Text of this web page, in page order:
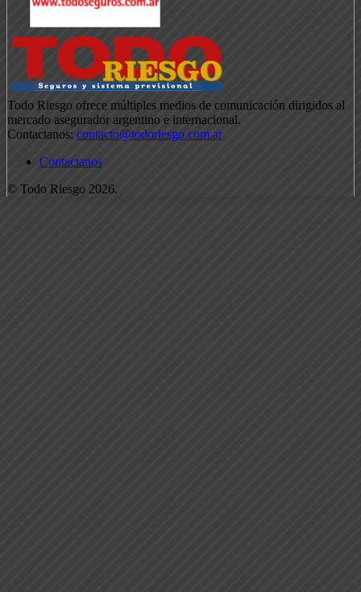
Todo Riesgo ofrece múltiples medios de comunicación dirigidos al
mercado asegurador argentino e internacional.
Contactanos: contacto@todoriesgo.com.ar
Contactanos
© Todo Riesgo 2026.